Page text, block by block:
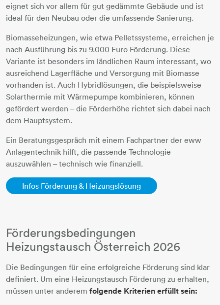
eignet sich vor allem für gut gedämmte Gebäude und ist
ideal für den Neubau oder die umfassende Sanierung.
Biomasseheizungen, wie etwa Pelletssysteme, erreichen je
nach Ausführung bis zu 9.000 Euro Förderung. Diese
Variante ist besonders im ländlichen Raum interessant, wo
ausreichend Lagerfläche und Versorgung mit Biomasse
vorhanden ist. Auch Hybridlösungen, die beispielsweise
Solarthermie mit Wärmepumpe kombinieren, können
gefördert werden – die Förderhöhe richtet sich dabei nach
dem Hauptsystem.
Ein Beratungsgespräch mit einem Fachpartner der eww
Anlagentechnik hilft, die passende Technologie
auszuwählen – technisch wie finanziell.
Infos Förderung & Heizungslösung
Förderungsbedingungen
Heizungstausch Österreich 2026
Die Bedingungen für eine erfolgreiche Förderung sind klar
definiert. Um eine Heizungstausch Förderung zu erhalten,
müssen unter anderem folgende Kriterien erfüllt sein: